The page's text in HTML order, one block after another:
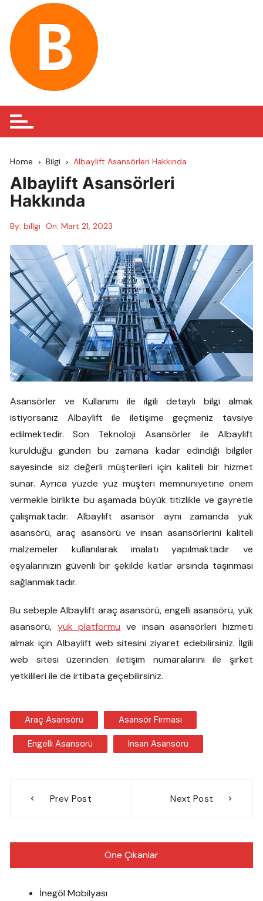
content
Home Bilgi Albaylift Asansörleri Hakkında
Albaylift Asansörleri
Hakkında
By: billgi On:Mart 21, 2023
Asansörler ve Kullanımı ile ilgili detaylı bilgi almak
istiyorsanız Albaylift ile iletişime geçmeniz tavsiye
edilmektedir. Son Teknoloji Asansörler ile Albaylift
kurulduğu günden bu zamana kadar edindiği bilgiler
sayesinde siz değerli müşterileri için kaliteli bir hizmet
sunar. Ayrıca yüzde yüz müşteri memnuniyetine önem
vermekle birlikte bu aşamada büyük titizlikle ve gayretle
çalışmaktadır. Albaylift asansör aynı zamanda yük
asansörü, araç asansörü ve insan asansörlerini kaliteli
malzemeler kullanılarak imalatı yapılmaktadır ve
eşyalarınızın güvenli bir şekilde katlar arsında taşınması
sağlanmaktadır.
Bu sebeple Albaylift araç asansörü, engelli asansörü, yük
asansörü, yük platformu ve insan asansörleri hizmeti
almak için Albaylift web sitesini ziyaret edebilirsiniz. İlgili
web sitesi üzerinden iletişim numaralarını ile şirket
yetkilileri ile de irtibata geçebilirsiniz.
Araç Asansörü Asansör Firması
Engelli Asansörü Insan Asansörü
gezinmesi
Prev Post Next Post
Öne Çıkanlar
İnegöl Mobilyası